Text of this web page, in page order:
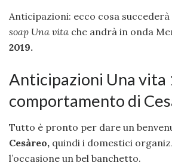
Anticipazioni: ecco cosa
soap Una vita che andrà in onda
2019.
Anticipazioni Una vita
comportamento di
Tutto è pronto per dare un
Cesàreo, quindi i domestici
l’occasione un bel banchetto.